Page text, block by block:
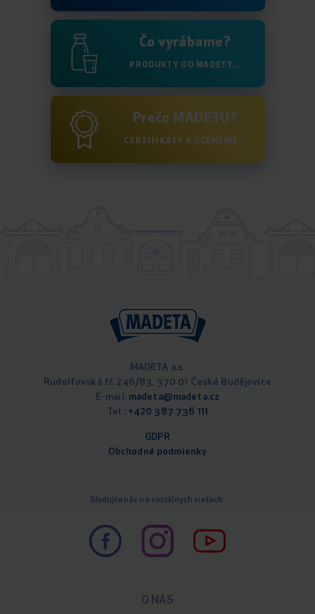
Čo vyrábame?
PRODUKTY OD MADETY...
Prečo MADETU?
CERTIFIKÁTY A OCENENIE...
MADETA a.s.
Rudolfovská tř. 246/83, 370 01 České Budějovice
E-mail: madeta@madeta.cz
Tel.: +420 387 736 111
GDPR
Obchodné podmienky
Sledujte nás na sociálnych sieťach:
O NÁS